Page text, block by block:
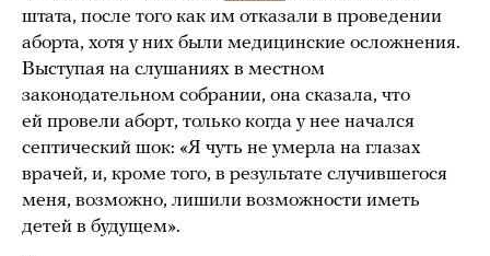
штата, после того как им отказали в проведении
аборта, хотя у них были медицинские осложнения.
Выступая на слушаниях в местном
законодательном собрании, она сказала, что
ей провели аборт, только когда у нее начался
септический шок: «Я чуть не умерла на глазах
врачей, и, кроме того, в результате случившегося
меня, возможно, лишили возможности иметь
детей в будущем».